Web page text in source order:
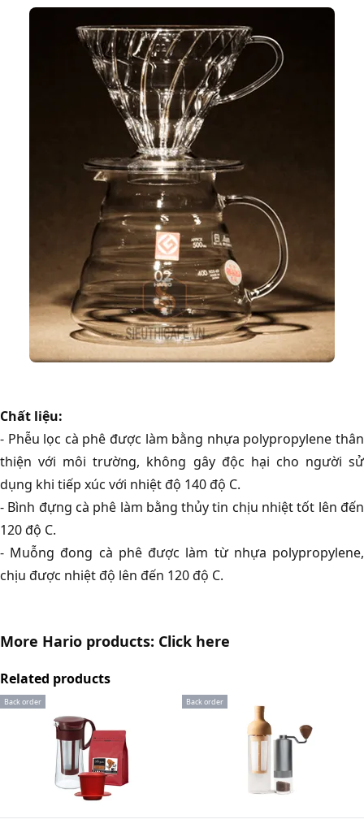
Chất liệu:
- Phễu lọc cà phê được làm bằng nhựa polypropylene thân
thiện với môi trường, không gây độc hại cho người sử
dụng khi tiếp xúc với nhiệt độ 140 độ C.
- Bình đựng cà phê làm bằng thủy tin chịu nhiệt tốt lên đến
120 độ C.
- Muỗng đong cà phê được làm từ nhựa polypropylene,
chịu được nhiệt độ lên đến 120 độ C.
More Hario products: Click here
Related products
Back order Back order